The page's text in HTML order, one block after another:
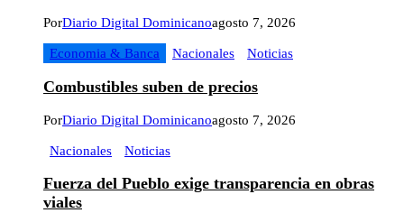
PorDiario Digital Dominicanoagosto 7, 2026
Economia & Banca Nacionales Noticias
Combustibles suben de precios
PorDiario Digital Dominicanoagosto 7, 2026
Nacionales Noticias
Fuerza del Pueblo exige transparencia en obras
viales